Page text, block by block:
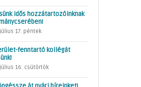
idős hozzátartozóinknak
17. péntek
fenntartó kollégát
16. csütörtök